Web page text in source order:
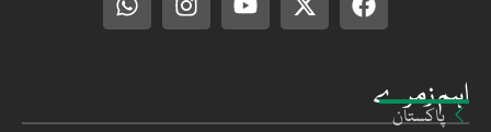
اہم زمرے
پاکستان